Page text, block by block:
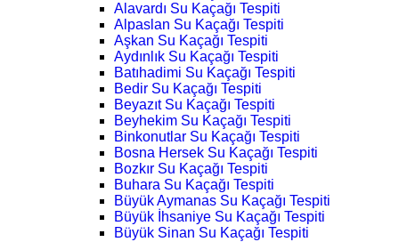
Alavardı Su Kaçağı Tespiti
Alpaslan Su Kaçağı Tespiti
Aşkan Su Kaçağı Tespiti
Aydınlık Su Kaçağı Tespiti
Batıhadimi Su Kaçağı Tespiti
Bedir Su Kaçağı Tespiti
Beyazıt Su Kaçağı Tespiti
Beyhekim Su Kaçağı Tespiti
Binkonutlar Su Kaçağı Tespiti
Bosna Hersek Su Kaçağı Tespiti
Bozkır Su Kaçağı Tespiti
Buhara Su Kaçağı Tespiti
Büyük Aymanas Su Kaçağı Tespiti
Büyük İhsaniye Su Kaçağı Tespiti
Büyük Sinan Su Kaçağı Tespiti